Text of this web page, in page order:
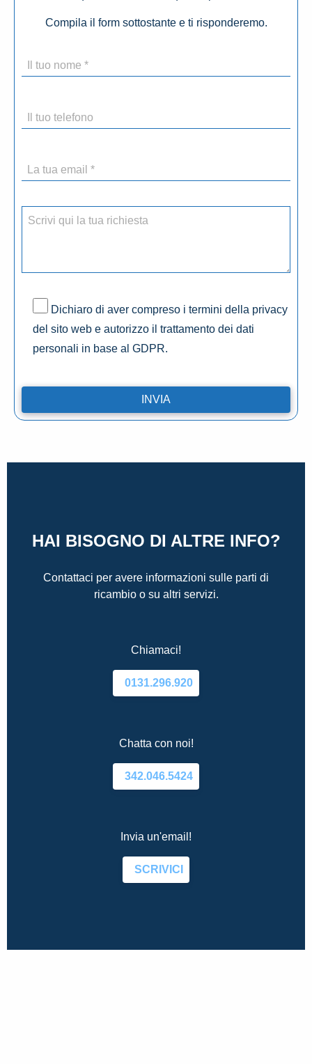
Compila il form sottostante e ti risponderemo.
Dichiaro di aver compreso i termini della privacy
del sito web e autorizzo il trattamento dei dati
personali in base al GDPR.
HAI BISOGNO DI ALTRE INFO?
Contattaci per avere informazioni sulle parti di
ricambio o su altri servizi.
Chiamaci!
0131.296.920
Chatta con noi!
342.046.5424
Invia un'email!
SCRIVICI